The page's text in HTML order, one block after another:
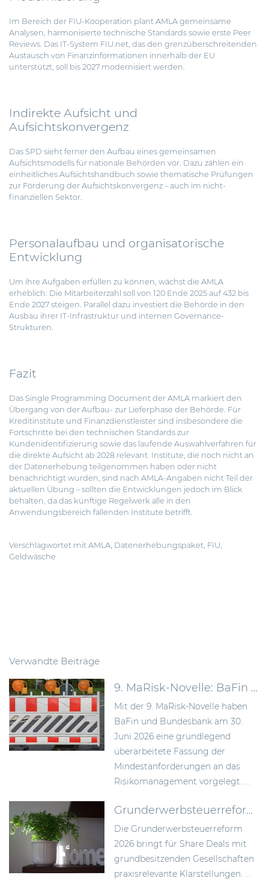
Im Bereich der FIU-Kooperation plant AMLA gemeinsame
Analysen, harmonisierte technische Standards sowie erste Peer
Reviews. Das IT-System FIU.net, das den grenzüberschreitenden
Austausch von Finanzinformationen innerhalb der EU
unterstützt, soll bis 2027 modernisiert werden.
Indirekte Aufsicht und
Aufsichtskonvergenz
Das SPD sieht ferner den Aufbau eines gemeinsamen
Aufsichtsmodells für nationale Behörden vor. Dazu zählen ein
einheitliches Aufsichtshandbuch sowie thematische Prüfungen
zur Förderung der Aufsichtskonvergenz – auch im nicht-
finanziellen Sektor.
Personalaufbau und organisatorische
Entwicklung
Um ihre Aufgaben erfüllen zu können, wächst die AMLA
erheblich: Die Mitarbeiterzahl soll von 120 Ende 2025 auf 432 bis
Ende 2027 steigen. Parallel dazu investiert die Behörde in den
Ausbau ihrer IT-Infrastruktur und internen Governance-
Strukturen.
Fazit
Das Single Programming Document der AMLA markiert den
Übergang von der Aufbau- zur Lieferphase der Behörde. Für
Kreditinstitute und Finanzdienstleister sind insbesondere die
Fortschritte bei den technischen Standards zur
Kundenidentifizierung sowie das laufende Auswahlverfahren für
die direkte Aufsicht ab 2028 relevant. Institute, die noch nicht an
der Datenerhebung teilgenommen haben oder nicht
benachrichtigt wurden, sind nach AMLA-Angaben nicht Teil der
aktuellen Übung – sollten die Entwicklungen jedoch im Blick
behalten, da das künftige Regelwerk alle in den
Anwendungsbereich fallenden Institute betrifft.
Verschlagwortet mit AMLA, Datenerhebungspaket, FIU,
Geldwäsche
Verwandte Beiträge
9. MaRisk-Novelle: BaFin schafft mehr Proportionalität im Risikomanagement
Mit der 9. MaRisk-Novelle haben
BaFin und Bundesbank am 30.
Juni 2026 eine grundlegend
überarbeitete Fassung der
Mindestanforderungen an das
Risikomanagement vorgelegt. ...
Grunderwerbsteuerreform 2026: Bundesrat billigt Neuregelung der Signing-Closing-Problematik
Die Grunderwerbsteuerreform
2026 bringt für Share Deals mit
grundbesitzenden Gesellschaften
praxisrelevante Klarstellungen. ...